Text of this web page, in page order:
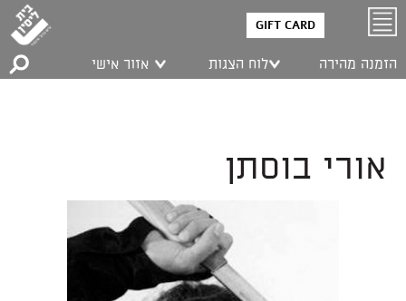
GIFT CARD
הזמנה מהירה לוח הצגות אזור אישי
אורי בוסתן